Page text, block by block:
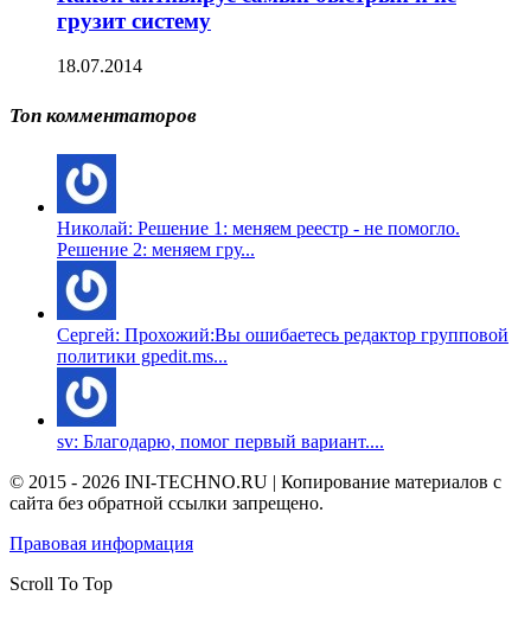
грузит систему
18.07.2014
Топ комментаторов
Николай: Решение 1: меняем реестр - не помогло.
Решение 2: меняем гру...
Сергей: Прохожий:Вы ошибаетесь редактор групповой
политики gpedit.ms...
sv: Благодарю, помог первый вариант....
© 2015 - 2026 INI-TECHNO.RU | Копирование материалов с
сайта без обратной ссылки запрещено.
Правовая информация
Scroll To Top